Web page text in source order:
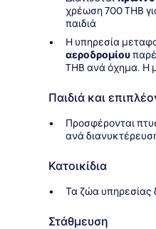
χρέωση 700 THB
παιδιά
Η υπηρεσία
αεροδρομίου
THB ανά όχημα. Η
Παιδιά και
Προσφέρονται
ανά
Κατοικίδια
Τα ζώα υπηρεσίας
Στάθμευση